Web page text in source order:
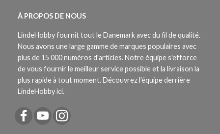
À PROPOS DE NOUS
LindeHobby fournit tout le Danemark avec du fil de qualité.
Nous avons une large gamme de marques populaires avec
plus de 15 000 numéros d'articles. Notre équipe s'efforce
de vous fournir le meilleur service possible et la livraison la
plus rapide à tout moment. Découvrez l'équipe derrière
LindeHobby ici.